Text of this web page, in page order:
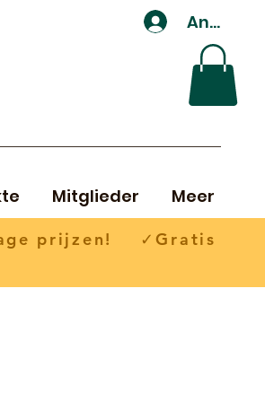
Anmelden
Mitglieder Meer
prijzen! ✓Gratis